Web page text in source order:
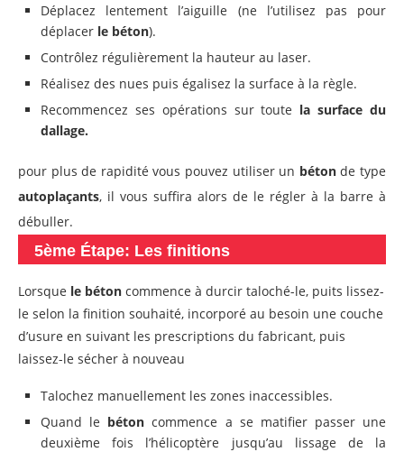
Déplacez lentement l’aiguille (ne l’utilisez pas pour
déplacer le béton).
Contrôlez régulièrement la hauteur au laser.
Réalisez des nues puis égalisez la surface à la règle.
Recommencez ses opérations sur toute la surface du
dallage.
pour plus de rapidité vous pouvez utiliser un bétonde type
autoplaçants, il vous suffira alors de le régler à la barre à
débuller.
5ème Étape: Les finitions
Lorsque le béton commence à durcir taloché-le, puits lissez-
le selon la finition souhaité, incorporé au besoin une couche
d’usure en suivant les prescriptions du fabricant, puis
laissez-le sécher à nouveau
Talochez manuellement les zones inaccessibles.
Quand le béton commence a se matifier passer une
deuxième fois l’hélicoptère jusqu’au lissage de la